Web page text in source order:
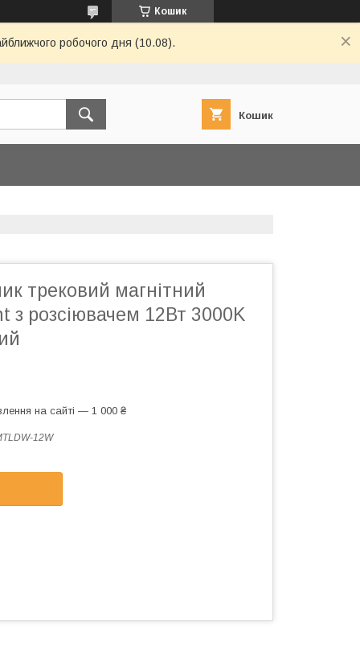
Кошик
робочого дня (10.08).
Кошик
трековий магнітний
з розсіювачем 12Вт 3000K
на сайті — 1 000 ₴
12W